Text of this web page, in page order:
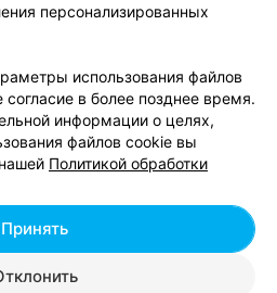
соглашение
сотрудничества
relax.by
настройки cookie
данных
191700409, регистрирующий орган -
Республика Беларусь, г. Минск,
персонализированных
использования файлов
в более позднее время.
информации о целях,
файлов cookie вы
Политикой обработки
Принять